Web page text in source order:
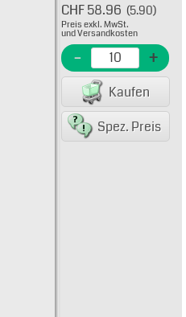
Typ:
EME
CHF 58.96 (5.90)
Preis exkl. MwSt.
und Versandkosten
- +
Kaufen
Spez. Preis